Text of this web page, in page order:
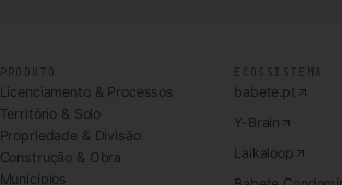
PRODUTO
Licenciamento & Processos
Território & Solo
Propriedade & Divisão
Construção & Obra
Municípios
ECOSSISTEMA
babete.pt
Y-Brain
Laikaloop